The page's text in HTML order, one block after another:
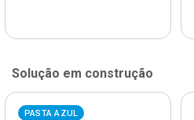
Solução em construção
PASTA AZUL